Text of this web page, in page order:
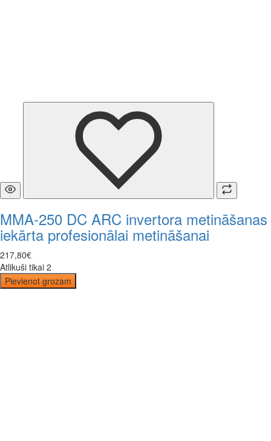
MMA-250 DC ARC invertora metināšanas
iekārta profesionālai metināšanai
217,80€
Atlikuši tikai 2
Pievienot grozam